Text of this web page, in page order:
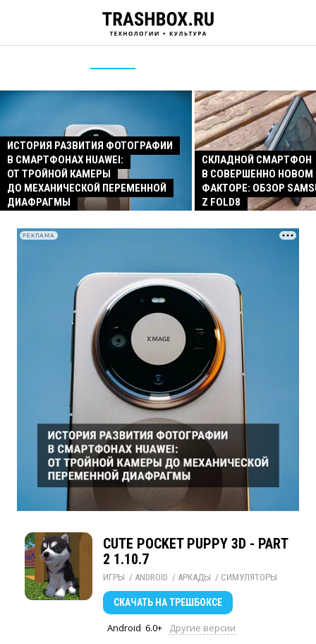
ИСТОРИЯ РАЗВИТИЯ ФОТОГРАФИИ
В СМАРТФОНАХ HUAWEI:
ОТ ТРОЙНОЙ КАМЕРЫ
ДО МЕХАНИЧЕСКОЙ ПЕРЕМЕННОЙ
ДИАФРАГМЫ
СКЛАДНОЙ СМАРТФОН
В СОВЕРШЕННО
ФАКТОРЕ: ОБЗОР
Z FOLD8
РЕКЛАМА
CUTE POCKET PUPPY 3D - PART
2 1.10.7
ИГРЫ / ANDROID / АРКАДЫ / СИМУЛЯТОРЫ
СКАЧАТЬ НА ТРЕШБОКСЕ
Android 6.0+ Другие версии